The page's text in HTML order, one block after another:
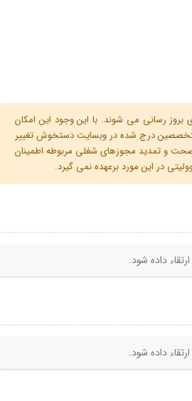
رسانی می شوند. با این وجود این امکان
درج شده در وبسایت دستخوش تغییر
صحت و تمدید مجوزهای شغلی مربوطه اطمینان
در این مورد برعهده نمی گیرد.
داده شود.
داده شود.